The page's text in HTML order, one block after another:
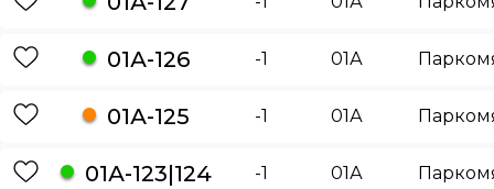
01А-126 -1 01А
01А-125 -1 01А
01А-123|124 -1 01А